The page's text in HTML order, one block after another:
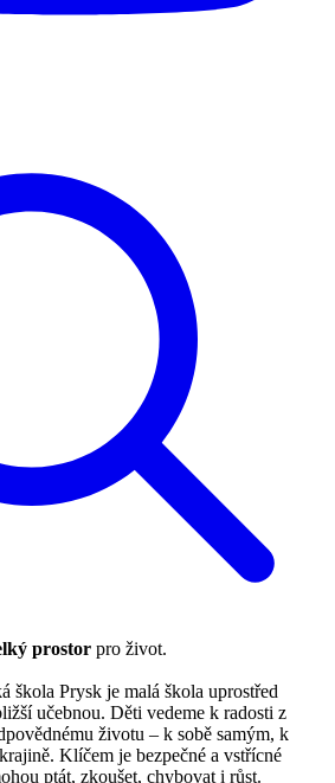
prostor pro život.
škola Prysk je malá škola uprostřed
učebnou. Děti vedeme k radosti z
životu – k sobě samým, k
Klíčem je bezpečné a vstřícné
ptát, zkoušet, chybovat i růst.